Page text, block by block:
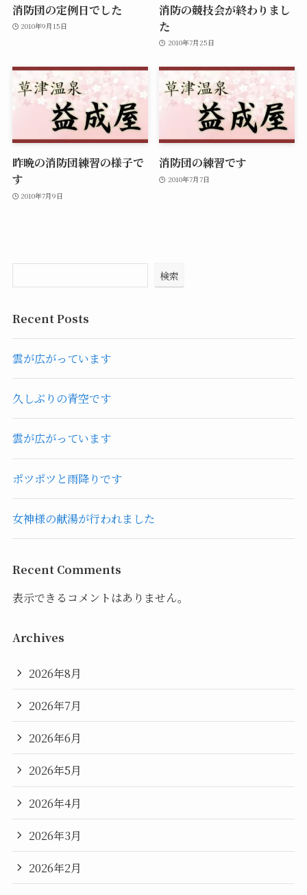
消防団の定例日でした
2010年9月15日
消防の競技会が終わりまし
た
2010年7月25日
昨晩の消防団練習の様子で
す
2010年7月9日
消防団の練習です
2010年7月7日
検索
Recent Posts
雲が広がっています
久しぶりの青空です
雲が広がっています
ポツポツと雨降りです
女神様の献湯が行われました
Recent Comments
表示できるコメントはありません。
Archives
2026年8月
2026年7月
2026年6月
2026年5月
2026年4月
2026年3月
2026年2月